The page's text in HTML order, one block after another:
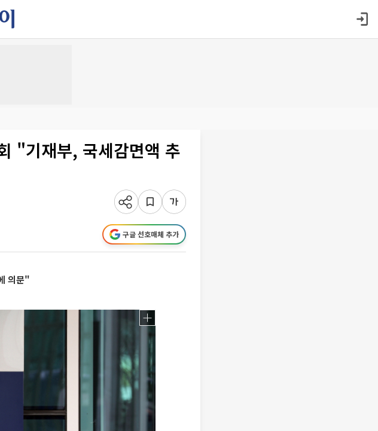
"기재부, 국세감면액 추
구글 선호매체 추가
의문"